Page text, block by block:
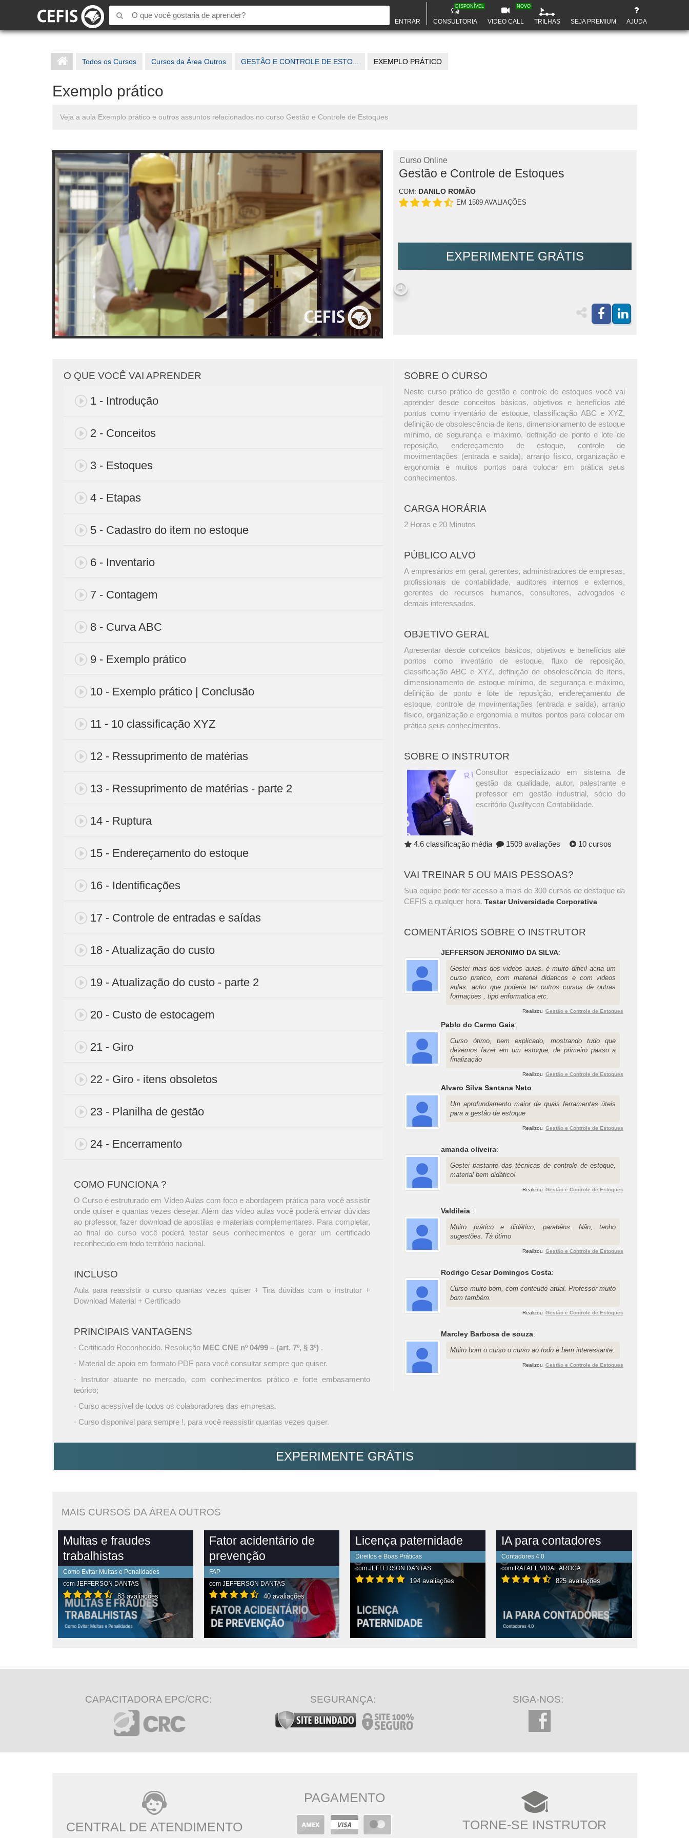
ENTRAR CONSULTORIA
DISPONÍVEL
VIDEO CALL
NOVO
TRILHAS SEJA PREMIUM AJUDA
Todos os Cursos Cursos da Área Outros GESTÃO E CONTROLE DE ESTO... EXEMPLO PRÁTICO
Exemplo prático
Veja a aula Exemplo prático e outros assuntos relacionados no curso Gestão e Controle de Estoques
Curso Online
Gestão e Controle de Estoques
COM: DANILO ROMÃO
EM 1509 AVALIAÇÕES
EXPERIMENTE GRÁTIS
O QUE VOCÊ VAI APRENDER
1 - Introdução
2 - Conceitos
3 - Estoques
4 - Etapas
5 - Cadastro do item no estoque
6 - Inventario
7 - Contagem
8 - Curva ABC
9 - Exemplo prático
10 - Exemplo prático | Conclusão
11 - 10 classificação XYZ
12 - Ressuprimento de matérias
13 - Ressuprimento de matérias - parte 2
14 - Ruptura
15 - Endereçamento do estoque
16 - Identificações
17 - Controle de entradas e saídas
18 - Atualização do custo
19 - Atualização do custo - parte 2
20 - Custo de estocagem
21 - Giro
22 - Giro - itens obsoletos
23 - Planilha de gestão
24 - Encerramento
COMO FUNCIONA ?
O Curso é estruturado em Vídeo Aulas com foco e abordagem prática para você assistir
onde quiser e quantas vezes desejar. Além das vídeo aulas você poderá enviar dúvidas
ao professor, fazer download de apostilas e materiais complementares. Para completar,
ao final do curso você poderá testar seus conhecimentos e gerar um certificado
reconhecido em todo território nacional.
INCLUSO
Aula para reassistir o curso quantas vezes quiser + Tira dúvidas com o instrutor +
Download Material + Certificado
PRINCIPAIS VANTAGENS
· Certificado Reconhecido. Resolução MEC CNE nº 04/99 – (art. 7º, § 3º) .
· Material de apoio em formato PDF para você consultar sempre que quiser.
· Instrutor atuante no mercado, com conhecimentos prático e forte embasamento
teórico;
· Curso acessível de todos os colaboradores das empresas.
· Curso disponível para sempre !, para você reassistir quantas vezes quiser.
SOBRE O CURSO
Neste curso prático de gestão e controle de estoques você vai
aprender desde conceitos básicos, objetivos e benefícios até
pontos como inventário de estoque, classificação ABC e XYZ,
definição de obsolescência de itens, dimensionamento de estoque
mínimo, de segurança e máximo, definição de ponto e lote de
reposição, endereçamento de estoque, controle de
movimentações (entrada e saída), arranjo físico, organização e
ergonomia e muitos pontos para colocar em prática seus
conhecimentos.
CARGA HORÁRIA
2 Horas e 20 Minutos
PÚBLICO ALVO
A empresários em geral, gerentes, administradores de empresas,
profissionais de contabilidade, auditores internos e externos,
gerentes de recursos humanos, consultores, advogados e
demais interessados.
OBJETIVO GERAL
Apresentar desde conceitos básicos, objetivos e benefícios até
pontos como inventário de estoque, fluxo de reposição,
classificação ABC e XYZ, definição de obsolescência de itens,
dimensionamento de estoque mínimo, de segurança e máximo,
definição de ponto e lote de reposição, endereçamento de
estoque, controle de movimentações (entrada e saída), arranjo
físico, organização e ergonomia e muitos pontos para colocar em
prática seus conhecimentos.
SOBRE O INSTRUTOR
Consultor especializado em sistema de
gestão da qualidade, autor, palestrante e
professor em gestão industrial, sócio do
escritório Qualitycon Contabilidade.
4.6 classificação média 1509 avaliações 10 cursos
VAI TREINAR 5 OU MAIS PESSOAS?
Sua equipe pode ter acesso a mais de 300 cursos de destaque da
CEFIS a qualquer hora.Testar Universidade Corporativa
COMENTÁRIOS SOBRE O INSTRUTOR
JEFFERSON JERONIMO DA SILVA:
Gostei mais dos videos aulas. é muito dificil acha um
curso pratico, com material didaticos e com videos
aulas. acho que poderia ter outros cursos de outras
formaçoes , tipo enformatica etc.
Realizou Gestão e Controle de Estoques
Pablo do Carmo Gaia:
Curso ótimo, bem explicado, mostrando tudo que
devemos fazer em um estoque, de primeiro passo a
finalização
Realizou Gestão e Controle de Estoques
Alvaro Silva Santana Neto:
Um aprofundamento maior de quais ferramentas úteis
para a gestão de estoque
Realizou Gestão e Controle de Estoques
amanda oliveira:
Gostei bastante das técnicas de controle de estoque,
material bem didático!
Realizou Gestão e Controle de Estoques
Valdileia :
Muito prático e didático, parabéns. Não, tenho
sugestões. Tá ótimo
Realizou Gestão e Controle de Estoques
Rodrigo Cesar Domingos Costa:
Curso muito bom, com conteúdo atual. Professor muito
bom também.
Realizou Gestão e Controle de Estoques
Marcley Barbosa de souza:
Muito bom o curso o curso ao todo e bem interessante.
Realizou Gestão e Controle de Estoques
EXPERIMENTE GRÁTIS
MAIS CURSOS DA ÁREA OUTROS
Multas e fraudes
trabalhistas
Como Evitar Multas e Penalidades
com JEFFERSON DANTAS
83 avaliações
Fator acidentário de
prevenção
FAP
com JEFFERSON DANTAS
40 avaliações
VER CONTEÚDO COMPLETO
Licença paternidade
Direitos e Boas Práticas
com JEFFERSON DANTAS
194 avaliações
VER CONTEÚDO COMPLETO
IA para contadores
Contadores 4.0
com RAFAEL VIDAL AROCA
825 avaliações
VER CONTEÚDO COMPLETO
CAPACITADORA EPC/CRC: SEGURANÇA: SIGA-NOS:
CENTRAL DE ATENDIMENTO
PAGAMENTO
TORNE-SE INSTRUTOR